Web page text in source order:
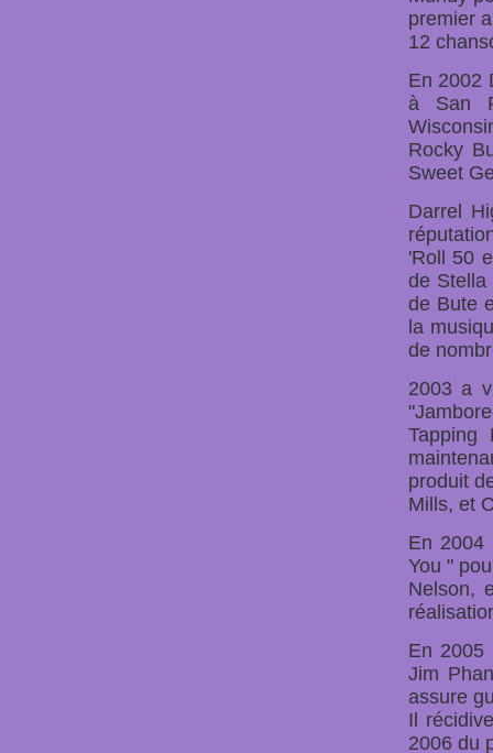
premier
12
En 2002
à San
Rocky
Sweet
Darrel
'Roll 50
de Stella
de Bute
la
de
2003 a
produit
Mills, et
En 2004
You "
Nelson,
En 2005
Jim
assure
Il
2006 du